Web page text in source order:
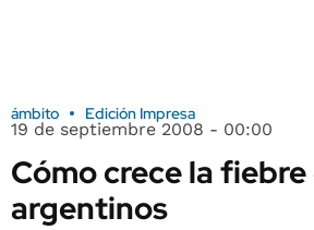
ámbito Edición Impresa
19 de septiembre 2008 - 00:00
Cómo crece la
argentinos